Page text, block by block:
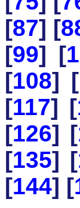
[87] [
[99] [
[108] [
[117] [
[126] [
[135] [
[144] [